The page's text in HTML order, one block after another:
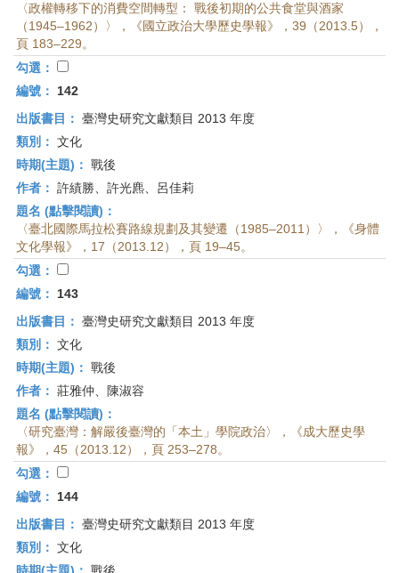
〈政權轉移下的消費空間轉型： 戰後初期的公共食堂與酒家
（1945–1962）〉，《國立政治大學歷史學報》，39（2013.5），
頁 183–229。
勾選：
編號：
142
出版書目： 臺灣史研究文獻類目 2013 年度
類別： 文化
時期(主題)： 戰後
作者： 許績勝、許光麃、呂佳莉
題名 (點擊閱讀)：
〈臺北國際馬拉松賽路線規劃及其變遷（1985–2011）〉，《身體
文化學報》，17（2013.12），頁 19–45。
勾選：
編號：
143
出版書目： 臺灣史研究文獻類目 2013 年度
類別： 文化
時期(主題)： 戰後
作者： 莊雅仲、陳淑容
題名 (點擊閱讀)：
〈研究臺灣：解嚴後臺灣的「本土」學院政治〉，《成大歷史學
報》，45（2013.12），頁 253–278。
勾選：
編號：
144
出版書目： 臺灣史研究文獻類目 2013 年度
類別： 文化